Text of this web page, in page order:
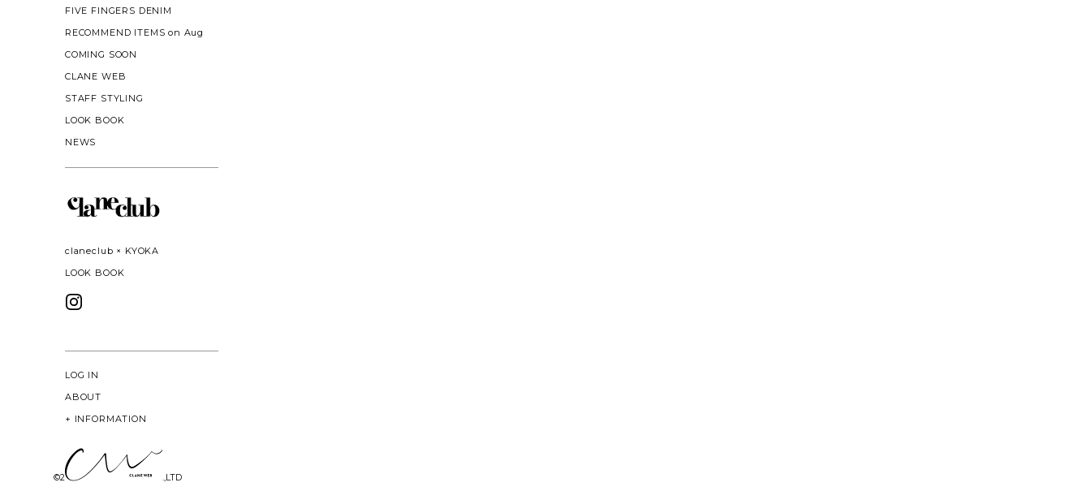
FIVE FINGERS DENIM
RECOMMEND ITEMS on Aug
COMING SOON
CLANE WEB
STAFF STYLING
LOOK BOOK
NEWS
claneclub × KYOKA
LOOK BOOK
LOG IN
ABOUT
+ INFORMATION
©2026 CLANE DESIGN CO.,LTD